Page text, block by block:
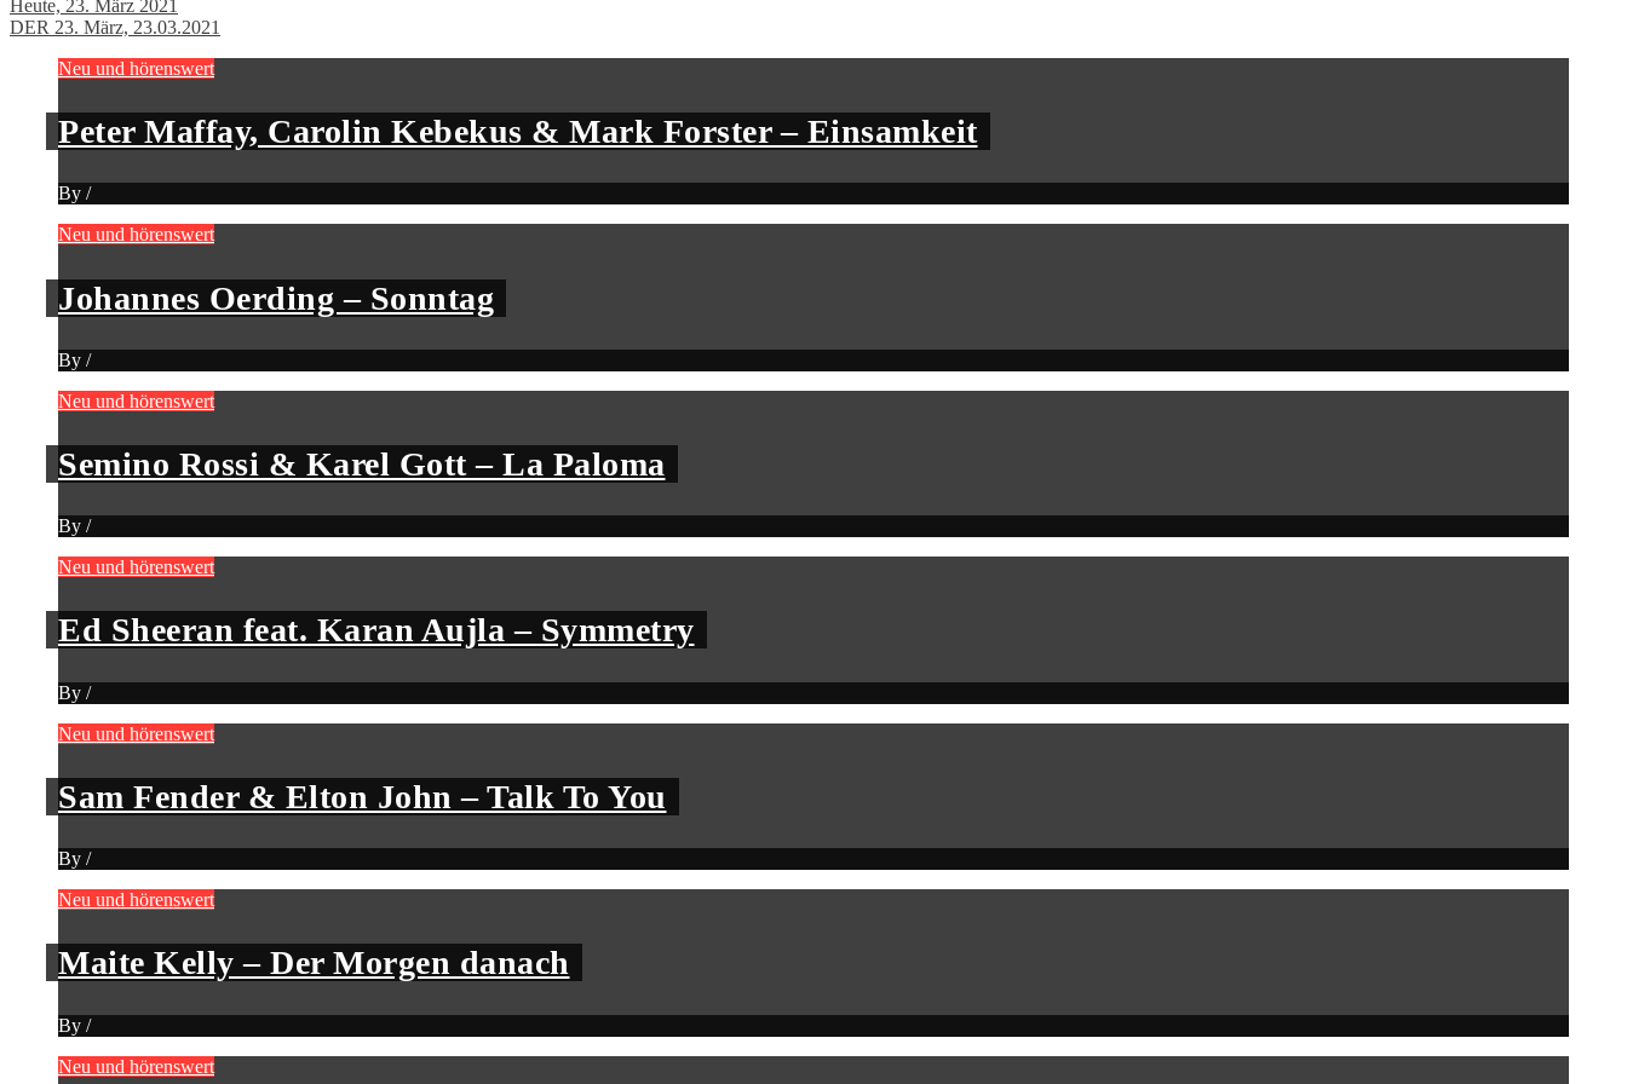
Heute, 23. März 2021
DER 23. März, 23.03.2021
Neu und hörenswert
Peter Maffay, Carolin Kebekus & Mark Forster – Einsamkeit
By /
Neu und hörenswert
Johannes Oerding – Sonntag
By /
Neu und hörenswert
Semino Rossi & Karel Gott – La Paloma
By /
Neu und hörenswert
Ed Sheeran feat. Karan Aujla – Symmetry
By /
Neu und hörenswert
Sam Fender & Elton John – Talk To You
By /
Neu und hörenswert
Maite Kelly – Der Morgen danach
By /
Neu und hörenswert